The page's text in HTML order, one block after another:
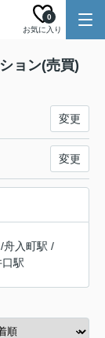
お気に入り
0
ョン(売買)
変更
変更
/舟入町駅 /
口駅